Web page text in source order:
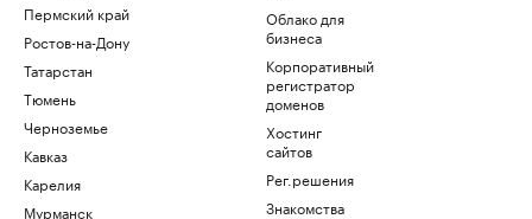
Пермский край
Ростов-на-Дону
Татарстан
Тюмень
Черноземье
Кавказ
Карелия
Мурманск
Облако для
бизнеса
Корпоративный
регистратор
доменов
Хостинг
сайтов
Рег.решения
Знакомства